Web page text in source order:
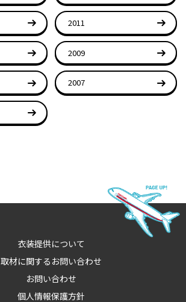
2011
2009
2007
衣装提供について
取材に関するお問い合わせ
お問い合わせ
個人情報保護方針